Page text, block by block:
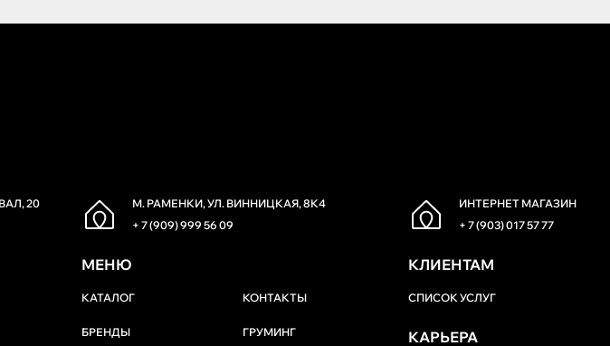
20
М. РАМЕНКИ, УЛ. ВИННИЦКАЯ, 8К4
+ 7 (909) 999 56 09
ИНТЕРНЕТ МАГАЗИН
+ 7 (903) 017 57 77
МЕНЮ
КАТАЛОГ КОНТАКТЫ
БРЕНДЫ ГРУМИНГ
КЛИЕНТАМ
СПИСОК УСЛУГ
КАРЬЕРА